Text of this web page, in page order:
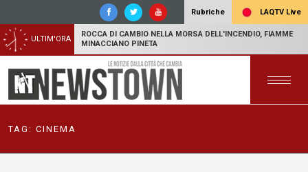
Rubriche LAQTV Live
ULTIM'ORA
ROCCA DI CAMBIO NELLA MORSA DELL'INCENDIO, FIAMME
MINACCIANO PINETA
TAG: CINEMA